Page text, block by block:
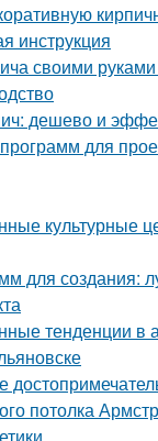
инструкция
своими
дешево и
для
культурные
для создания:
тенденции в
потолка